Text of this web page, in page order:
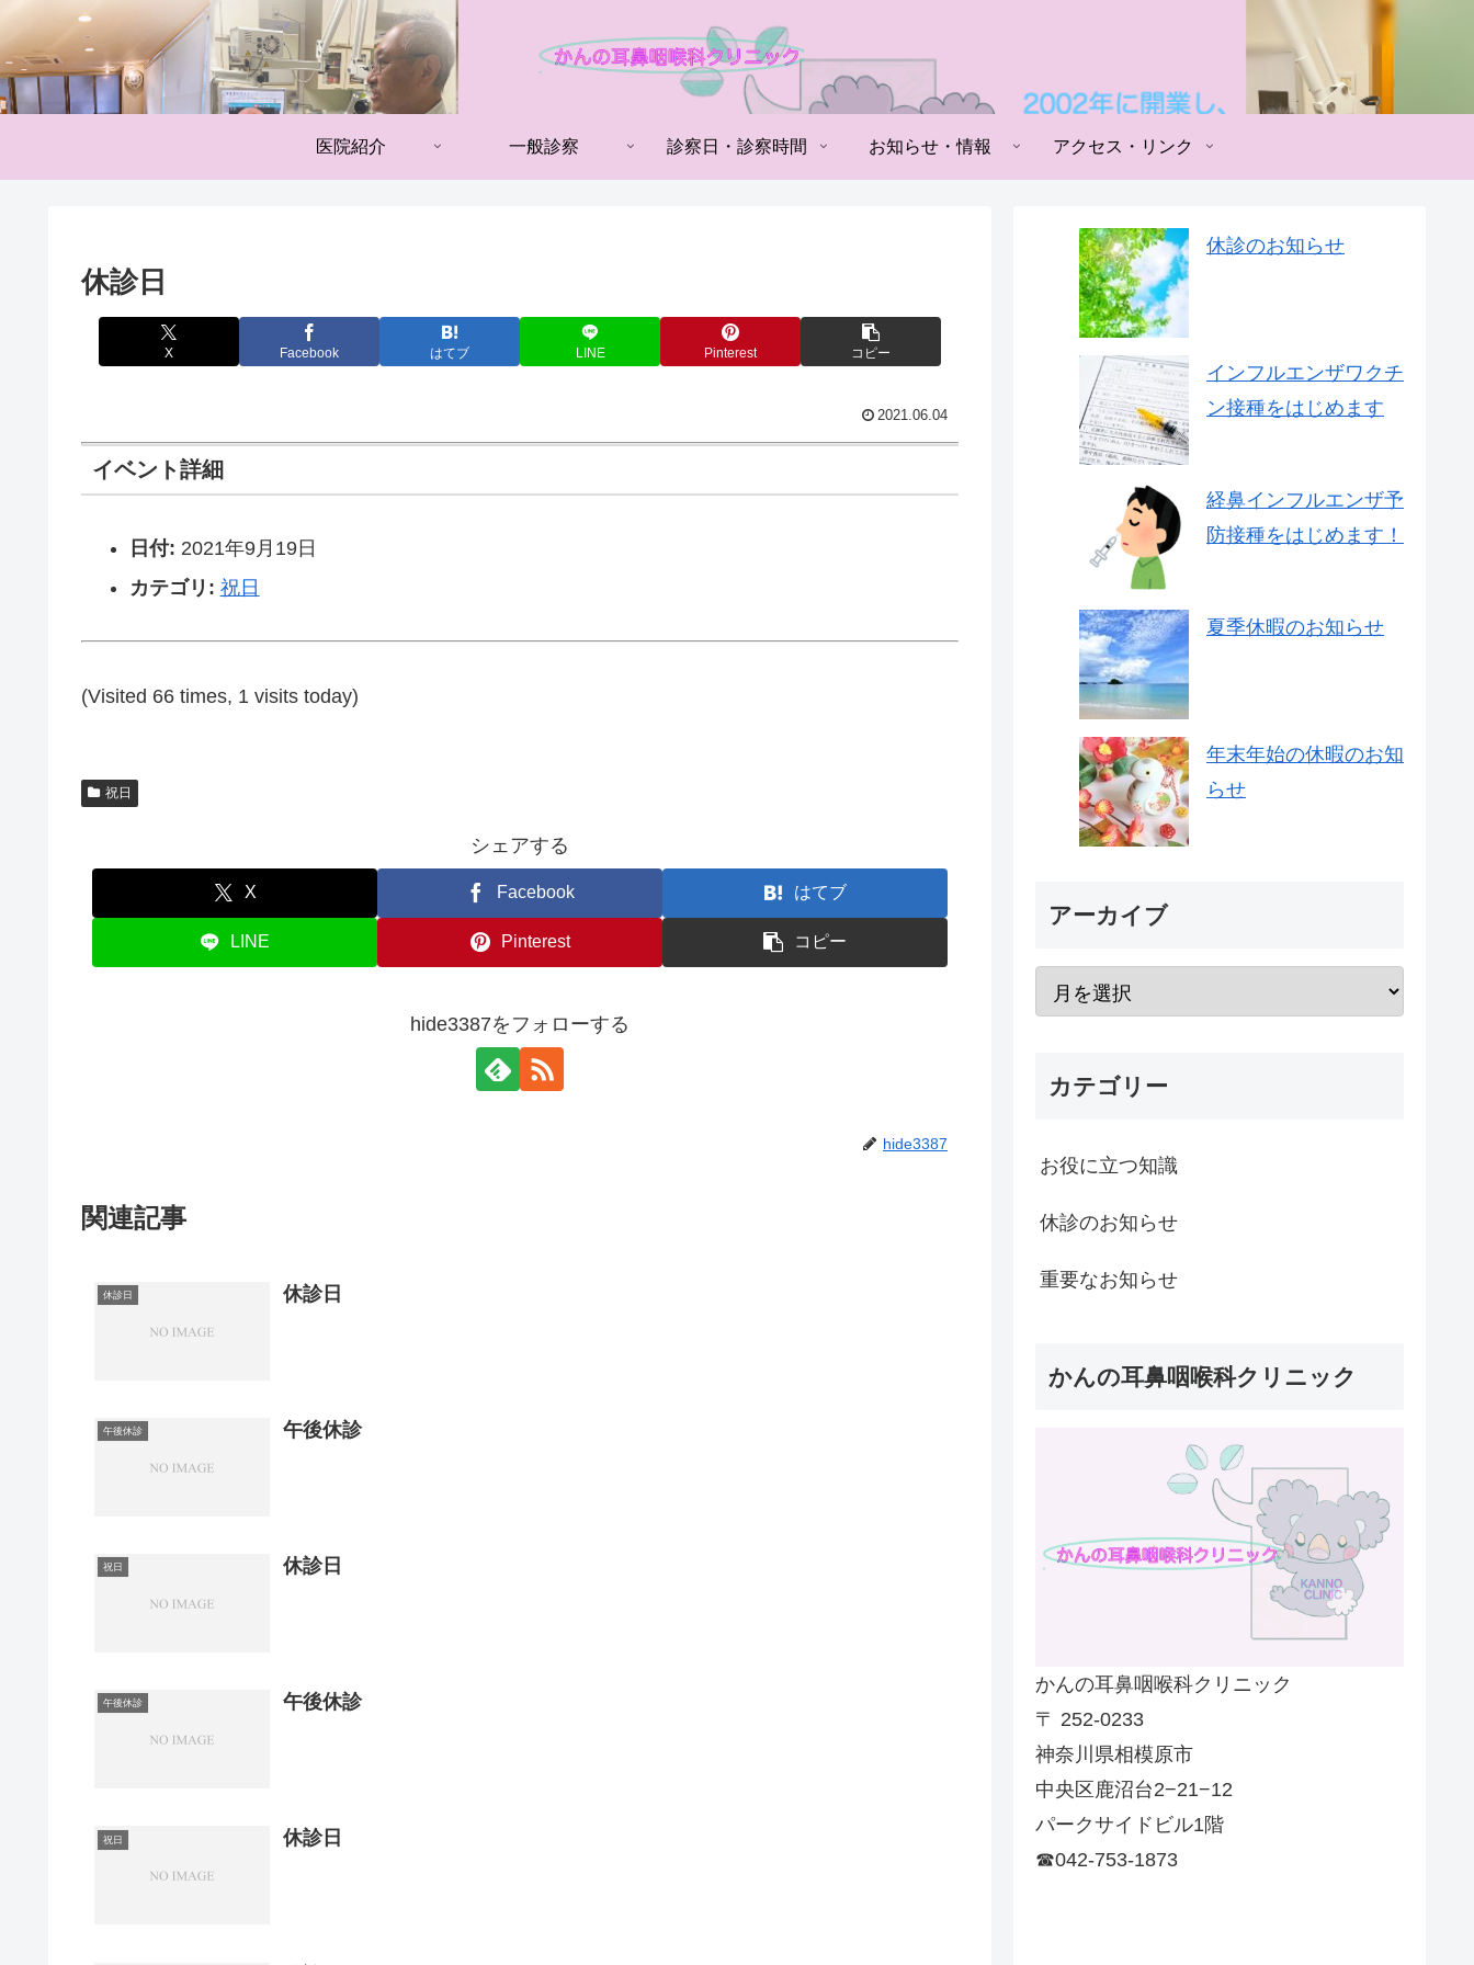
医院紹介 一般診察 診察日・診察時間 お知らせ・情報 アクセス・リンク
休診日
X Facebook はてブ LINE Pinterest コピー
2021.06.04
イベント詳細
日付: 2021年9月19日
カテゴリ: 祝日
(Visited 66 times, 1 visits today)
祝日
シェアする
X Facebook はてブ
LINE Pinterest コピー
hide3387をフォローする
hide3387
関連記事
休診日 休診日
午後休診 午後休診
祝日 休診日
午後休診 午後休診
祝日 休診日
休診のお知らせ
インフルエンザワクチ
ン接種をはじめます
経鼻インフルエンザ予
防接種をはじめます！
夏季休暇のお知らせ
年末年始の休暇のお知
らせ
アーカイブ
カテゴリー
お役に立つ知識
休診のお知らせ
重要なお知らせ
かんの耳鼻咽喉科クリニック
かんの耳鼻咽喉科クリニック
〒 252-0233
神奈川県相模原市
中央区鹿沼台2−21−12
パークサイドビル1階
☎042-753-1873